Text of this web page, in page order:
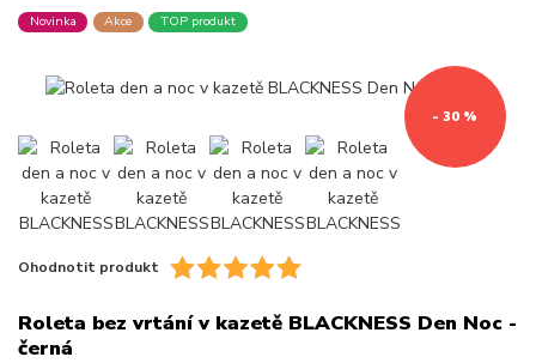
Novinka Akce TOP produkt
- 30 %
Ohodnotit produkt
Roleta bez vrtání v kazetě BLACKNESS Den Noc -
černá